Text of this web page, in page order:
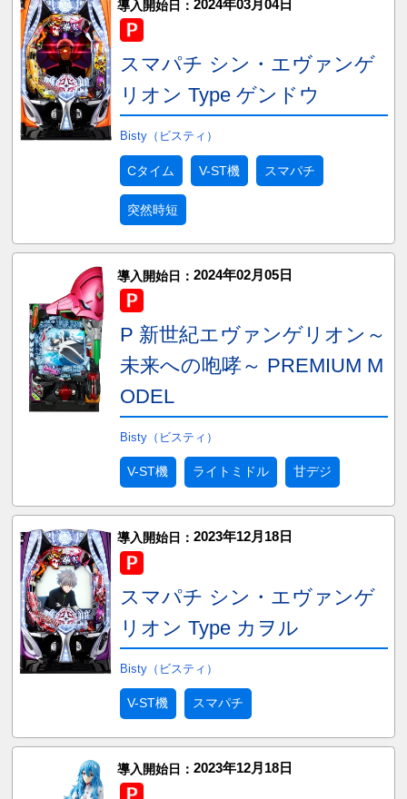
導入開始日： 2024年03月04日
スマパチ シン・エヴァンゲ
リオン Type ゲンドウ
Bisty（ビスティ）
Cタイム V-ST機 スマパチ
突然時短
導入開始日： 2024年02月05日
P 新世紀エヴァンゲリオン～
未来への咆哮～ PREMIUM M
ODEL
Bisty（ビスティ）
V-ST機 ライトミドル 甘デジ
導入開始日： 2023年12月18日
スマパチ シン・エヴァンゲ
リオン Type カヲル
Bisty（ビスティ）
V-ST機 スマパチ
導入開始日： 2023年12月18日